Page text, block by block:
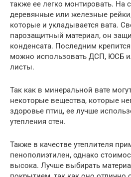
также ее легко монтировать. На
деревянные или железные
которые и укладывается вата.
парозащитный материал, он
конденсата. Последним
можно использовать ДСП, ЮСБ
листы.
Так как в минеральной вате
некоторые вещества, которые
здоровье птиц, ее лучше
утепления стен.
Также в качестве утеплителя
пенополиэтилен, однако
высока. Лучше выбирать